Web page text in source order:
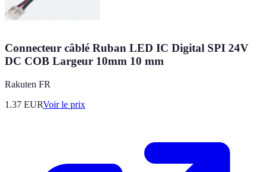
Connecteur câblé Ruban LED IC Digital SPI 24V
DC COB Largeur 10mm 10 mm
Rakuten FR
1.37 EURVoir le prix